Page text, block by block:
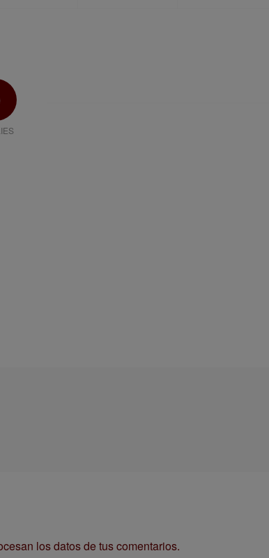
los datos de tus comentarios.